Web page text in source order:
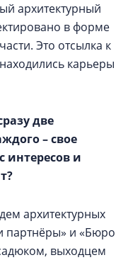
архитектурный
в форме
Это отсылка к
карьеры
две
– свое
интересов и
архитектурных
партнёры» и «Бюро
выходцем